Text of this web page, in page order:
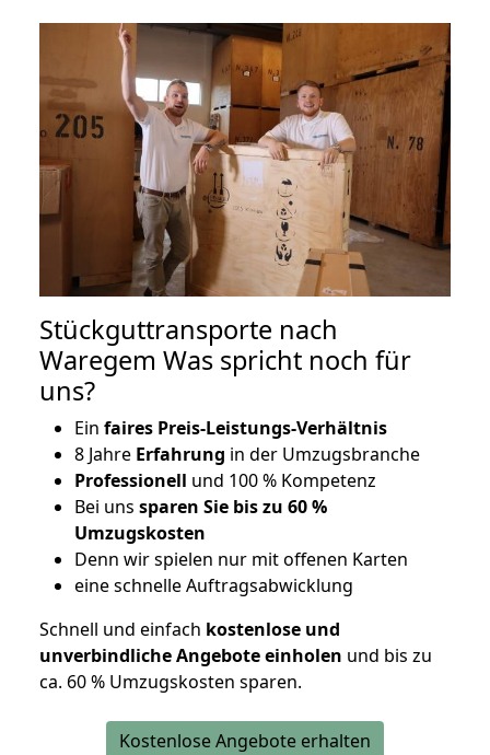
Stückguttransporte nach
Waregem Was spricht noch für
uns?
Ein faires Preis-Leistungs-Verhältnis
8 Jahre Erfahrung in der Umzugsbranche
Professionell und 100 % Kompetenz
Bei uns sparen Sie bis zu 60 %
Umzugskosten
Denn wir spielen nur mit offenen Karten
eine schnelle Auftragsabwicklung
Schnell und einfach kostenlose und
unverbindliche Angebote einholen und bis zu
ca. 60 % Umzugskosten sparen.
Kostenlose Angebote erhalten